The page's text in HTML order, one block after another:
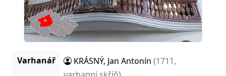
Varhanář KRÁSNÝ, Jan Antonín (1711,